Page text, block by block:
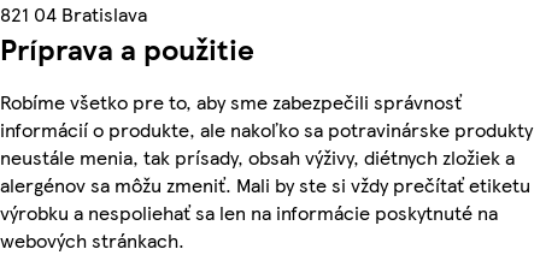
821 04 Bratislava
Príprava a použitie
Robíme všetko pre to, aby sme zabezpečili správnosť
informácií o produkte, ale nakoľko sa potravinárske produkty
neustále menia, tak prísady, obsah výživy, diétnych zložiek a
alergénov sa môžu zmeniť. Mali by ste si vždy prečítať etiketu
výrobku a nespoliehať sa len na informácie poskytnuté na
webových stránkach.